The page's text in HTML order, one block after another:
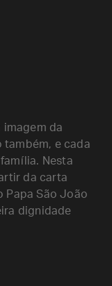
imagem da
também, e cada
Nesta
da carta
Papa São João
dignidade